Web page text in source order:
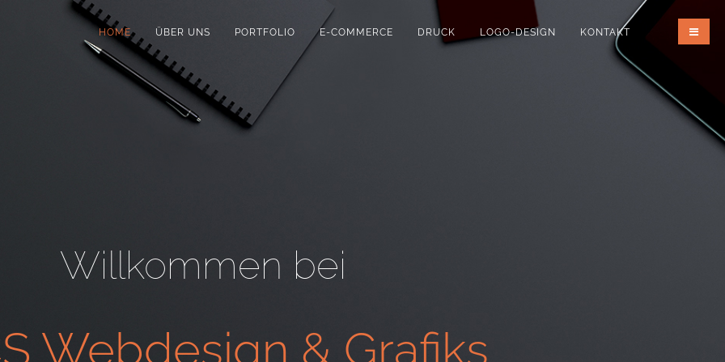
HOME ÜBER UNS PORTFOLIO E-COMMERCE DRUCK LOGO-DESIGN KONTAKT
Willkommen bei
Webdesign & Grafiks